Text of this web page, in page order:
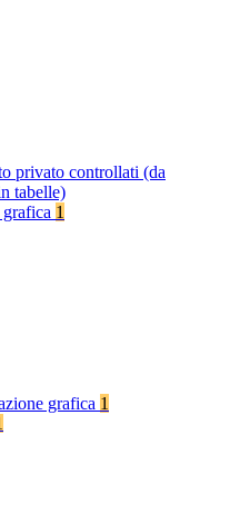
privato controllati (da
tabelle)
1
grafica 1